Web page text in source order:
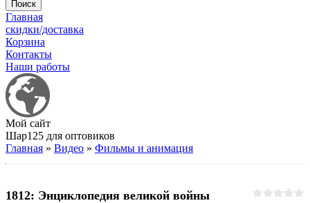
Главная
скидки/доставка
Корзина
Контакты
Наши работы
Мой сайт
Шар125 для оптовиков
Главная » Видео » Фильмы и анимация
1812: Энциклопедия великой войны